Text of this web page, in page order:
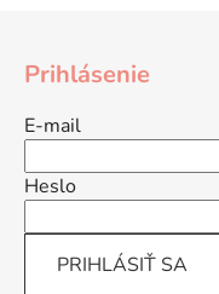
Prihlásenie
E-mail
Heslo
PRIHLÁSIŤ SA